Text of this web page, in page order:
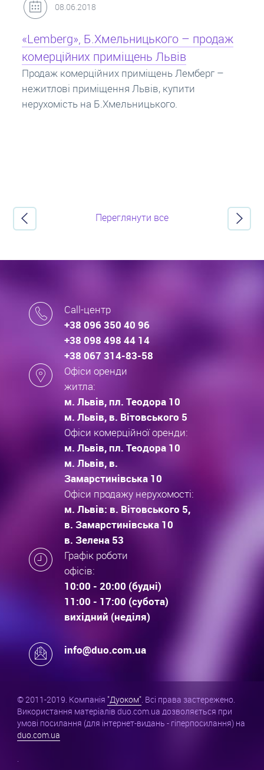
31.05.2018
Кредит під заставу нерухомості: іпотека
Іпотека на квартиру – кредит на житло під
заставу нерухомості. Купити в іпотеку – що
потрібно знати? Консультація від Експертів
про іпотечні кредити.
Переглянути все
Call-центр
+38 096 350 40 96
+38 098 498 44 14
+38 067 314-83-58
Офіси оренди
житла:
м. Львів, пл. Теодора 10
м. Львів, в. Вітовського 5
Офіси комерційної оренди:
м. Львів, пл. Теодора 10
м. Львів, в.
Замарстинівська 10
Офіси продажу нерухомості:
м. Львів: в. Вітовського 5,
в. Замарстинівська 10
в. Зелена 53
Графік роботи
офісів:
10:00 - 20:00 (будні)
11:00 - 17:00 (субота)
вихідний (неділя)
info@duo.com.ua
© 2011-2019. Компанія "Дуоком". Всі права застережено.
Використання матеріалів duo.com.ua дозволяється при
умові посилання (для інтернет-видань - гіперпосилання) на
duo.com.ua
.